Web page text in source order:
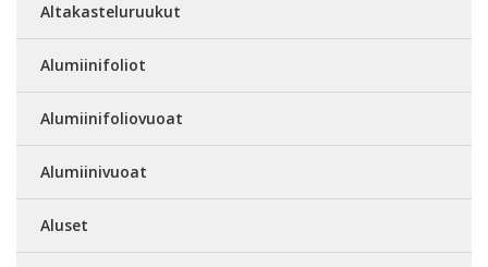
Altakasteluruukut
Alumiinifoliot
Alumiinifoliovuoat
Alumiinivuoat
Aluset